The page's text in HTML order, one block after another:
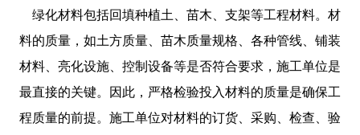
绿化材料包括回填种植土、苗木、支架等工程材料。材
料的质量，如土方质量、苗木质量规格、各种管线、铺装
材料、亮化设施、控制设备等是否符合要求，施工单位是
最直接的关键。因此，严格检验投入材料的质量是确保工
程质量的前提。施工单位对材料的订货、采购、检查、验